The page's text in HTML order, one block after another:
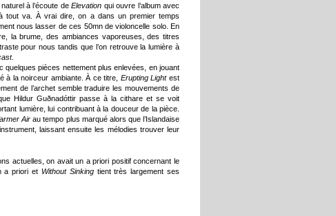
à l’écoute deElevation qui ouvre l’album avec
tout va. À vrai dire, on a dans un premier temps
nous lasser de ces 50mn de violoncelle solo. En
la brume, des ambiances vaporeuses, des titres
pour nous tandis que l’on retrouve la lumière à
.
pièces nettement plus enlevées, en jouant
à la noirceur ambiante. À ce titre, Erupting Lightest
de l’archet semble traduire les mouvements de
Hildur Guðnadóttir passe à la cithare et se voit
lumière, lui contribuant à la douceur de la pièce.
Air au tempo plus marqué alors que l’Islandaise
laissant ensuite les mélodies trouver leur
actuelles, on avait un a priori positif concernant le
a priori et Without Sinkingtient très largement ses